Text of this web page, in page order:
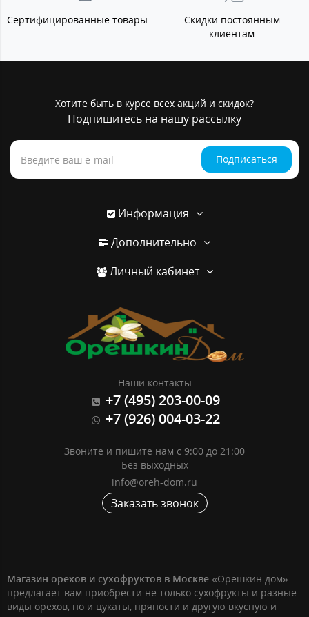
Сертифицированные товары
Скидки постоянным
клиентам
Хотите быть в курсе всех акций и скидок?
Подпишитесь на нашу рассылку
Подписаться
Информация
Дополнительно
Личный кабинет
Наши контакты
+7 (495) 203-00-09
+7 (926) 004-03-22
Звоните и пишите нам с 9:00 до 21:00
Без выходных
info@oreh-dom.ru
Заказать звонок
Магазин орехов и сухофруктов в Москве «Орешкин дом»
предлагает вам приобрести не только сухофрукты и разные
виды орехов, но и цукаты, пряности и другую вкусную и